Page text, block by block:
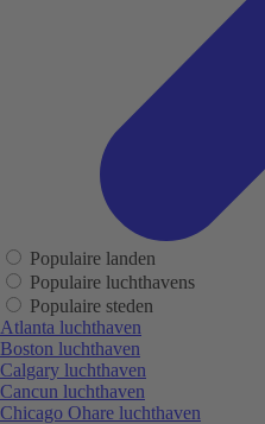
Populaire landen
Populaire luchthavens
Populaire steden
Atlanta luchthaven
Boston luchthaven
Calgary luchthaven
Cancun luchthaven
Chicago Ohare luchthaven